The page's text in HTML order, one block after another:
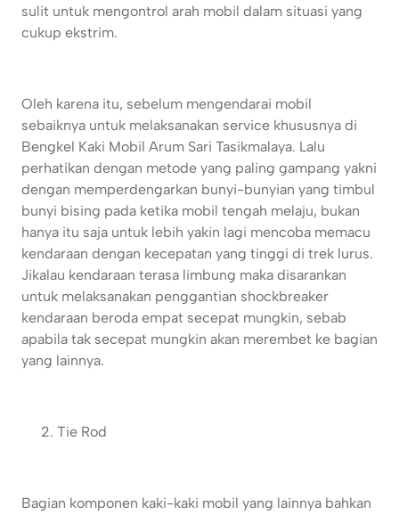
sulit untuk mengontrol arah mobil dalam situasi yang
cukup ekstrim.
Oleh karena itu, sebelum mengendarai mobil
sebaiknya untuk melaksanakan service khususnya di
Bengkel Kaki Mobil Arum Sari Tasikmalaya. Lalu
perhatikan dengan metode yang paling gampang yakni
dengan memperdengarkan bunyi-bunyian yang timbul
bunyi bising pada ketika mobil tengah melaju, bukan
hanya itu saja untuk lebih yakin lagi mencoba memacu
kendaraan dengan kecepatan yang tinggi di trek lurus.
Jikalau kendaraan terasa limbung maka disarankan
untuk melaksanakan penggantian shockbreaker
kendaraan beroda empat secepat mungkin, sebab
apabila tak secepat mungkin akan merembet ke bagian
yang lainnya.
Tie Rod
Bagian komponen kaki-kaki mobil yang lainnya bahkan